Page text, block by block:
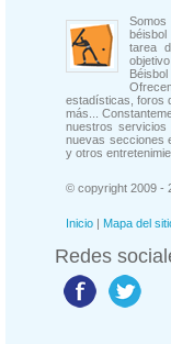
tarea
estadísticas, foros
más...
nuestros servicios
nuevas secciones
y otros
© copyright 2009 -
Inicio | Mapa del
Redes